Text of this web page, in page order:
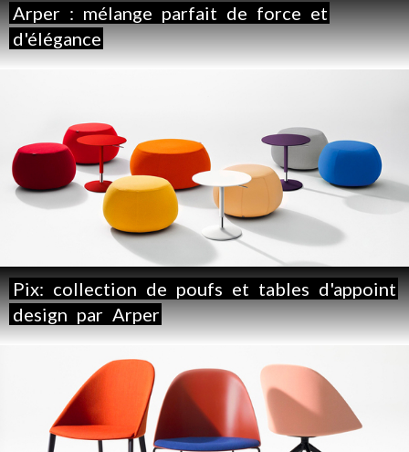
Arper : mélange parfait de force et
d'élégance
Pix: collection de poufs et tables d'appoint
design par Arper